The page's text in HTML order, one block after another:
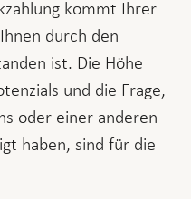
kommt Ihrer
durch den
ist. Die Höhe
und die Frage,
oder einer anderen
haben, sind für die